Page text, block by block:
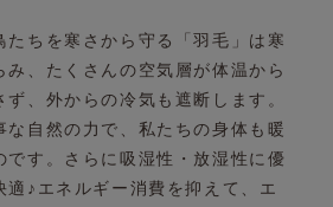
たちを寒さから守る「羽毛」は 寒
み、たくさんの空気層が体温から
、外からの冷気も遮断します。
自然の力で、 私たちの身体も暖
す。
さらに吸湿性・放湿性に優
適♪ エネルギー消費を抑えて、エ